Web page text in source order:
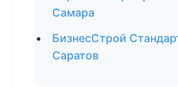
Самара
БизнесСтрой
Саратов